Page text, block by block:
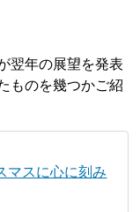
翌年の展望を発表
ものを幾つかご紹
マスに心に刻み